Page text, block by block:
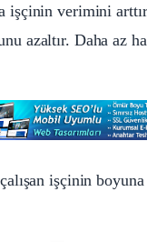
işçinin verimini
azaltır. Daha az
işçinin